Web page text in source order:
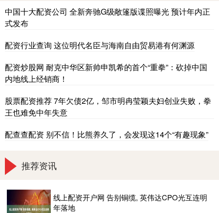
中国十大配资公司 全新奔驰G级敞篷版谍照曝光 预计年内正
式发布
配资行业查询 这位明代名臣与海南自由贸易港有何渊源
配资炒股网 耐克中华区新帅申凯希的首个“重拳”：砍掉中国
内地线上经销商！
股票配资推荐 7年欠债2亿，邹市明冉莹颖夫妇创业失败，拳
王也难免中年失意
配查查配资 别不信！比熊养久了，会发现这14个“有趣现象”
推荐资讯
线上配资开户网 告别铜缆, 英伟达CPO光互连明
年落地